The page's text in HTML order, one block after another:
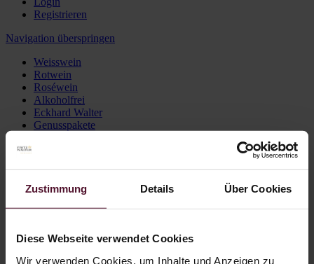
Zustimmung Details Über Cookies
Diese Webseite verwendet Cookies
Wir verwenden Cookies, um Inhalte und Anzeigen zu
Registrieren
Navigation überspringen
Weisswein
Rotwein
Roséwein
Alkoholfrei
Eckhard Walter
Genusspakete
Gutscheine
Äänzichardich rot,